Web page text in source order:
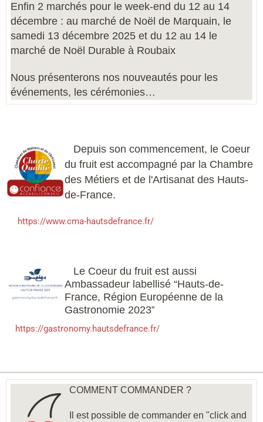
Enfin 2 marchés pour le week-end du 12 au 14
décembre : au marché de Noël de Marquain, le
samedi 13 décembre 2025 et du 12 au 14 le
marché de Noël Durable à Roubaix
Nous présenterons nos nouveautés pour les
événements, les cérémonies…
Depuis son commencement, le Coeur
du fruit est accompagné par la Chambre
des Métiers et de l'Artisanat des Hauts-
de-France.
https://www.cma-hautsdefrance.fr/
Le Coeur du fruit est aussi
Ambassadeur labellisé “Hauts-de-
France, Région Européenne de la
Gastronomie 2023”
https://gastronomy.hautsdefrance.fr/
COMMENT COMMANDER ?
Il est possible de commander en "click and